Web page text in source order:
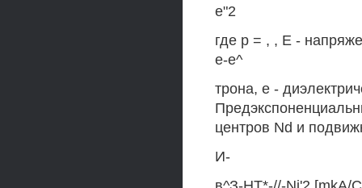
е"2
где р = , , Е -
e-e^
трона, е -
центров Nd и
И-